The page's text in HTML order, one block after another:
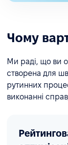
Чому
Ми раді, що ви
створена для
рутинних
виконанні